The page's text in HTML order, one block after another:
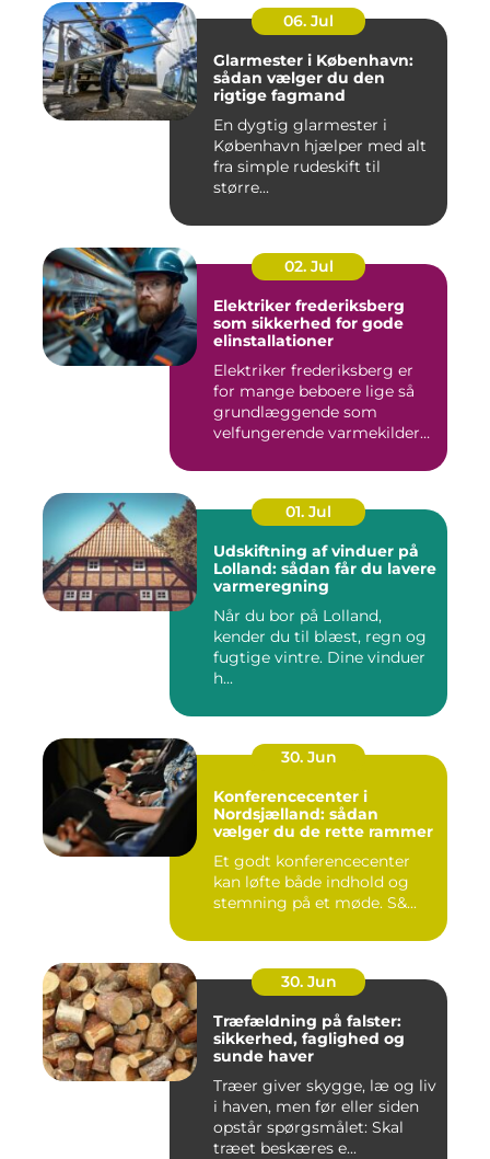
06. Jul
Glarmester i København:
sådan vælger du den
rigtige fagmand
En dygtig glarmester i
København hjælper med alt
fra simple rudeskift til
større...
02. Jul
Elektriker frederiksberg
som sikkerhed for gode
elinstallationer
Elektriker frederiksberg er
for mange beboere lige så
grundlæggende som
velfungerende varmekilder
01. Jul
Udskiftning af vinduer på
Lolland: sådan får du lavere
varmeregning
Når du bor på Lolland,
kender du til blæst, regn og
fugtige vintre. Dine vinduer
h...
30. Jun
Konferencecenter i
Nordsjælland: sådan
vælger du de rette rammer
Et godt konferencecenter
kan løfte både indhold og
stemning på et møde. S&...
30. Jun
Træfældning på falster:
sikkerhed, faglighed og
sunde haver
Træer giver skygge, læ og liv
i haven, men før eller siden
opstår spørgsmålet: Skal
træet beskæres e...